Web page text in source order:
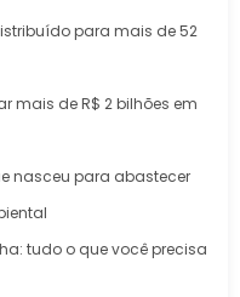
para mais de 52
mais de R$ 2 bilhões em
nasceu para abastecer
tudo o que você precisa